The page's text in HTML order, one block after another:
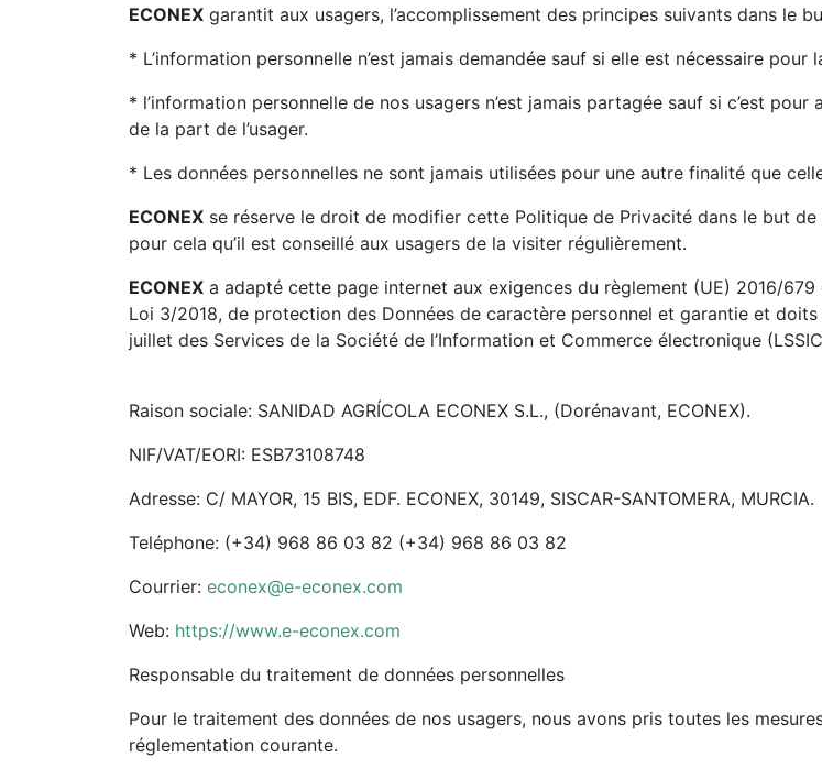
ECONEX garantit aux usagers, l’accomplissement des principes suivants dans le
* L’information personnelle n’est jamais demandée sauf si elle est nécessaire
* l’information personnelle de nos usagers n’est jamais partagée sauf si c’est
de la part de l’usager.
* Les données personnelles ne sont jamais utilisées pour une autre finalité que
ECONEX se réserve le droit de modifier cette Politique de Privacité dans le but de
pour cela qu’il est conseillé aux usagers de la visiter régulièrement.
ECONEX a adapté cette page internet aux exigences du règlement (UE) 2016/
Loi 3/2018, de protection des Données de caractère personnel et garantie et
juillet des Services de la Société de l’Information et Commerce électronique
Raison sociale: SANIDAD AGRÍCOLA ECONEX S.L., (Dorénavant, ECONEX).
NIF/VAT/EORI: ESB73108748
Adresse: C/ MAYOR, 15 BIS, EDF. ECONEX, 30149, SISCAR-SANTOMERA, MURCIA.
Teléphone: (+34) 968 86 03 82 (+34) 968 86 03 82
Courrier: econex@e-econex.com
Web: https://www.e-econex.com
Responsable du traitement de données personnelles
Pour le traitement des données de nos usagers, nous avons pris toutes les
réglementation courante.